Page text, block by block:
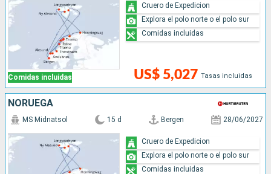
Comidas incluidas US$ 5,027 Tasas incluidas
Cruero de Expedicion
Explora el polo norte o el polo sur
Comidas incluidas
NORUEGA
MS Midnatsol 15 d Bergen 28/06/2027
Cruero de Expedicion
Explora el polo norte o el polo sur
Comidas incluidas